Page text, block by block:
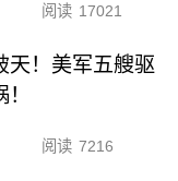
阅读 17021
天！美军五艘驱
阅读 7216